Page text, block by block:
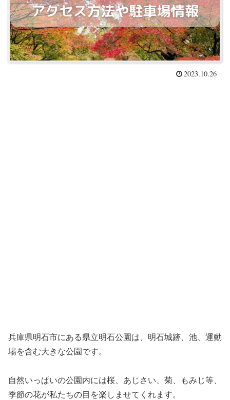
2023.10.26
兵庫県明石市にある県立明石公園は、明石城跡、池、運動
場を含む大きな公園です。
自然いっぱいの公園内には桜、あじさい、菊、もみじ等、
季節の花が私たちの目を楽しませてくれます。